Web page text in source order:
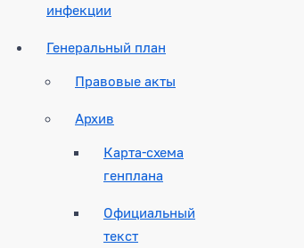
инфекции
Генеральный план
Правовые акты
Архив
Карта-схема
генплана
Официальный
текст